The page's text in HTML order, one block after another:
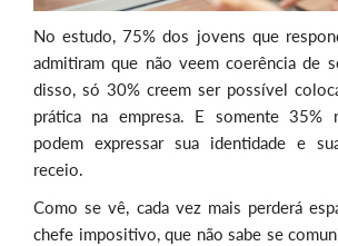
No estudo, 75% dos jovens que
admitiram que não veem coerência de
disso, só 30% creem ser possível
prática na empresa. E somente 35%
podem expressar sua identidade e
receio.
Como se vê, cada vez mais perderá
chefe impositivo, que não sabe se